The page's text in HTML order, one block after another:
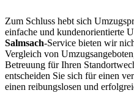
Zum Schluss hebt sich
einfache und kundenorientierte
Salmsach-Service bieten wir
Vergleich von
Betreuung für Ihren
entscheiden Sie sich für einen
einen reibungslosen und